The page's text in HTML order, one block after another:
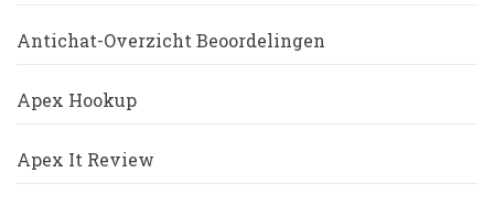
Antichat-Overzicht Beoordelingen
Apex Hookup
Apex It Review